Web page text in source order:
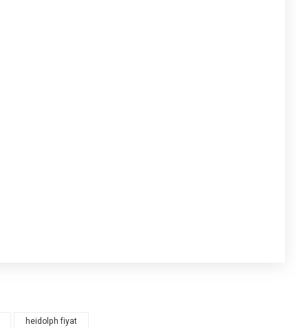
heidolph fiyat